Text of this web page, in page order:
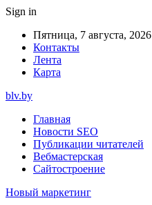
Sign in
Пятница, 7 августа, 2026
Контакты
Лента
Карта
blv.by
Главная
Новости SEO
Публикации читателей
Вебмастерская
Сайтостроение
Новый маркетинг